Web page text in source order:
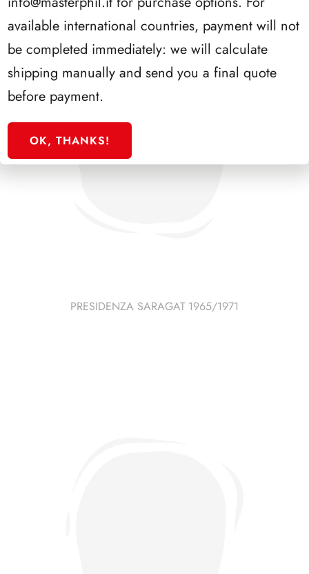
PRESIDENZA SARAGAT 1965/1971
available international countries, payment will not
be completed immediately: we will calculate
shipping manually and send you a final quote
before payment.
OK, THANKS!